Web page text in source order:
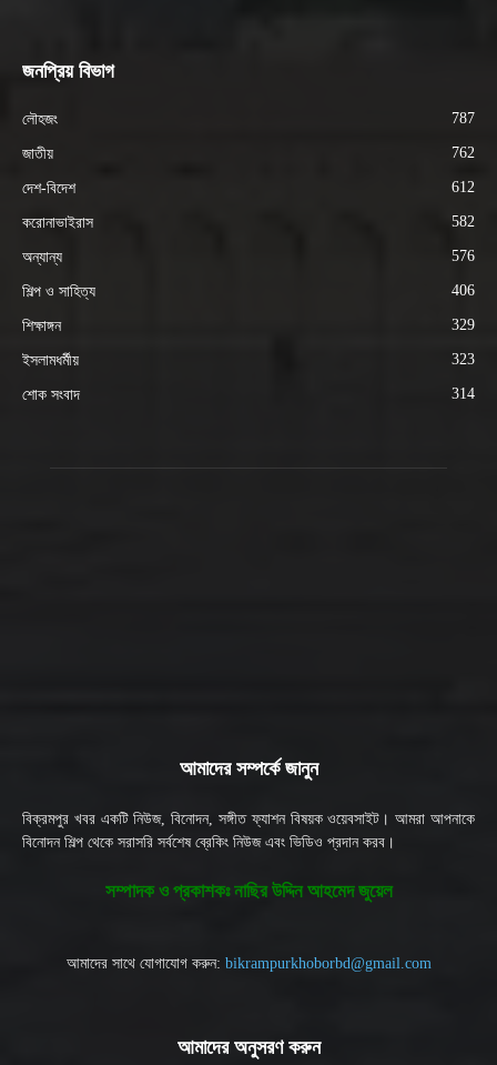
জনপ্রিয় বিভাগ
লৌহজং 787
জাতীয় 762
দেশ-বিদেশ 612
করোনাভাইরাস 582
অন্যান্য 576
শিল্প ও সাহিত্য 406
শিক্ষাঙ্গন 329
ইসলামধর্মীয় 323
শোক সংবাদ 314
আমাদের সম্পর্কে জানুন
বিক্রমপুর খবর একটি নিউজ, বিনোদন, সঙ্গীত ফ্যাশন বিষয়ক ওয়েবসাইট। আমরা আপনাকে
বিনোদন শিল্প থেকে সরাসরি সর্বশেষ ব্রেকিং নিউজ এবং ভিডিও প্রদান করব।
সম্পাদক ও প্রকাশকঃ নাছির উদ্দিন আহমেদ জুয়েল
আমাদের সাথে যোগাযোগ করুন: bikrampurkhoborbd@gmail.com
আমাদের অনুসরণ করুন